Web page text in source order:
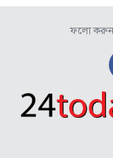
ফলো করুন